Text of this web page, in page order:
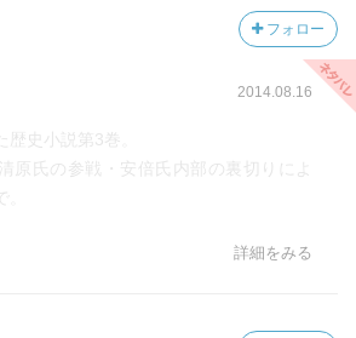
た民ということで祖先は斐の本の民と
國主を祀った神社が多いと思わなかっ
蛇、素戔嗚が倒した八岐大蛇も蛇だ。
持」、火炉を持つ者よ。」
髄彦だという。神武天皇の東征で最
豪族である。敗れて東北に逃れてき
フォロー
2014.08.16
歴史小説第3巻。
原氏の参戦・安倍氏内部の裏切りによ
詳細をみる